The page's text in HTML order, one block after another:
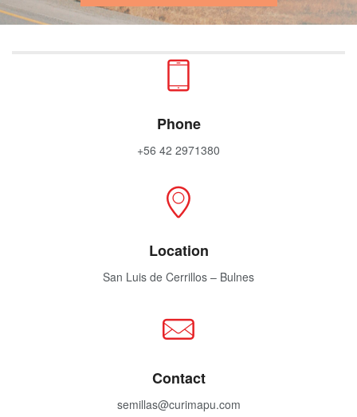
Phone
+56 42 2971380
Location
San Luis de Cerrillos – Bulnes
Contact
semillas@curimapu.com